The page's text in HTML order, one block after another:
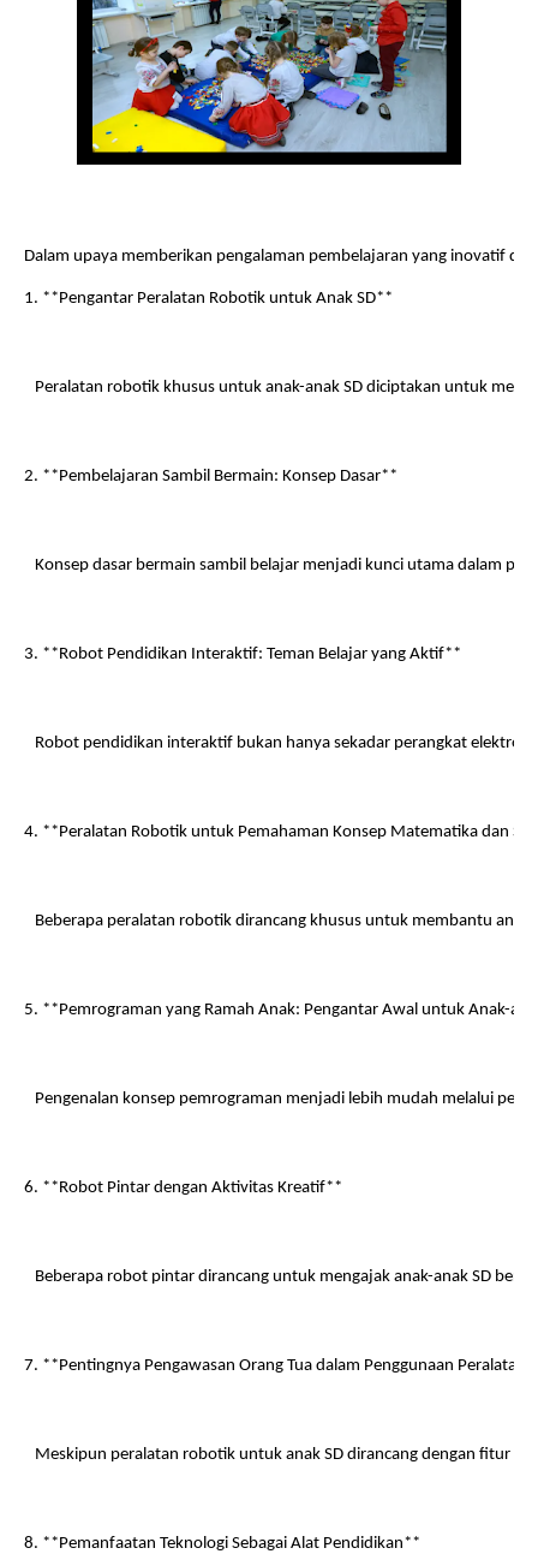
Dalam upaya memberikan pengalaman pembelajaran yang inovatif
1. **Pengantar Peralatan Robotik untuk Anak SD**
Peralatan robotik khusus untuk anak-anak SD diciptakan untuk
2. **Pembelajaran Sambil Bermain: Konsep Dasar**
Konsep dasar bermain sambil belajar menjadi kunci utama dalam
3. **Robot Pendidikan Interaktif: Teman Belajar yang Aktif**
Robot pendidikan interaktif bukan hanya sekadar perangkat
4. **Peralatan Robotik untuk Pemahaman Konsep Matematika dan
Beberapa peralatan robotik dirancang khusus untuk membantu
5. **Pemrograman yang Ramah Anak: Pengantar Awal untuk Anak-
Pengenalan konsep pemrograman menjadi lebih mudah melalui
6. **Robot Pintar dengan Aktivitas Kreatif**
Beberapa robot pintar dirancang untuk mengajak anak-anak SD
7. **Pentingnya Pengawasan Orang Tua dalam Penggunaan Peralatan
Meskipun peralatan robotik untuk anak SD dirancang dengan fitur
8. **Pemanfaatan Teknologi Sebagai Alat Pendidikan**